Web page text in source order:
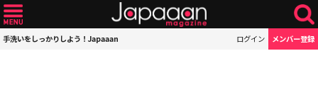
手洗いをしっかりしよう！Japaaan ログイン メンバー登録